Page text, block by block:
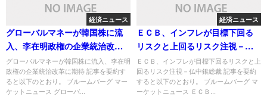
経済ニュース
グローバルマネーが韓国株に流
入、李在明政権の企業統治改革
に期待
グローバルマネーが韓国株に流入、李在明
政権の企業統治改革に期待 記事を要約す
ると以下のとおり。 ブルームバーグ マー
ケットニュース グローバ...
経済ニュース
ＥＣＢ、インフレが目標下回る
リスクと上回るリスク注視－仏
中銀総裁
ＥＣＢ、インフレが目標下回るリスクと上
回るリスク注視－仏中銀総裁 記事を要約
すると以下のとおり。 ブルームバーグ マ
ーケットニュース ＥＣＢ...